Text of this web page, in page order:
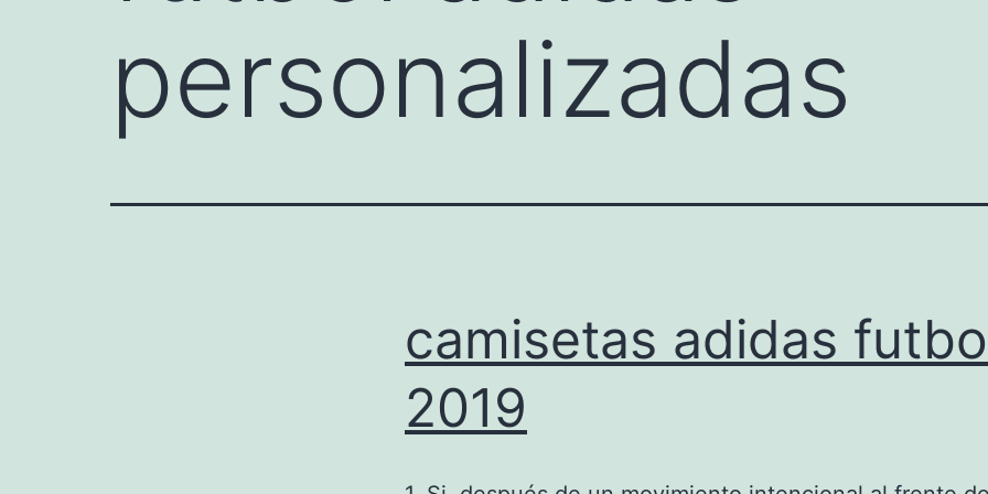
personalizadas
camisetas adidas
2019